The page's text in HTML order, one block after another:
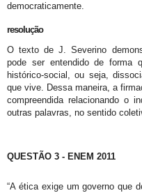
democraticamente.
resolução
O texto de J. Severino
pode ser entendido de forma
histórico-social, ou seja,
que vive. Dessa maneira, a
compreendida relacionando o
outras palavras, no sentido
QUESTÃO 3 - ENEM 2011
“A ética exige um governo que